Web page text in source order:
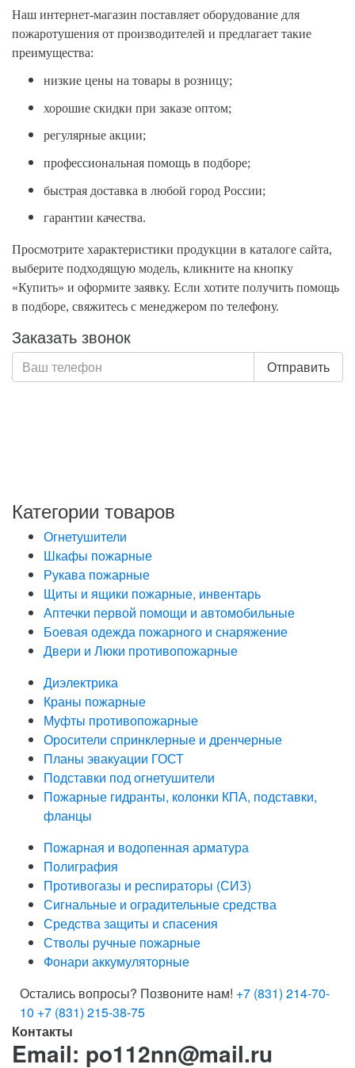
Наш интернет-магазин поставляет оборудование для
пожаротушения от производителей и предлагает такие
преимущества:
низкие цены на товары в розницу;
хорошие скидки при заказе оптом;
регулярные акции;
профессиональная помощь в подборе;
быстрая доставка в любой город России;
гарантии качества.
Просмотрите характеристики продукции в каталоге сайта,
выберите подходящую модель, кликните на кнопку
«Купить» и оформите заявку. Если хотите получить помощь
в подборе, свяжитесь с менеджером по телефону.
Заказать звонок
Отправить
Категории товаров
Огнетушители
Шкафы пожарные
Рукава пожарные
Щиты и ящики пожарные, инвентарь
Аптечки первой помощи и автомобильные
Боевая одежда пожарного и снаряжение
Двери и Люки противопожарные
Диэлектрика
Краны пожарные
Муфты противопожарные
Оросители спринклерные и дренчерные
Планы эвакуации ГОСТ
Подставки под огнетушители
Пожарные гидранты, колонки КПА, подставки,
фланцы
Пожарная и водопенная арматура
Полиграфия
Противогазы и респираторы (СИЗ)
Сигнальные и оградительные средства
Средства защиты и спасения
Стволы ручные пожарные
Фонари аккумуляторные
Остались вопросы? Позвоните нам! +7 (831) 214-70-
10 +7 (831) 215-38-75
Контакты
Email: po112nn@mail.ru